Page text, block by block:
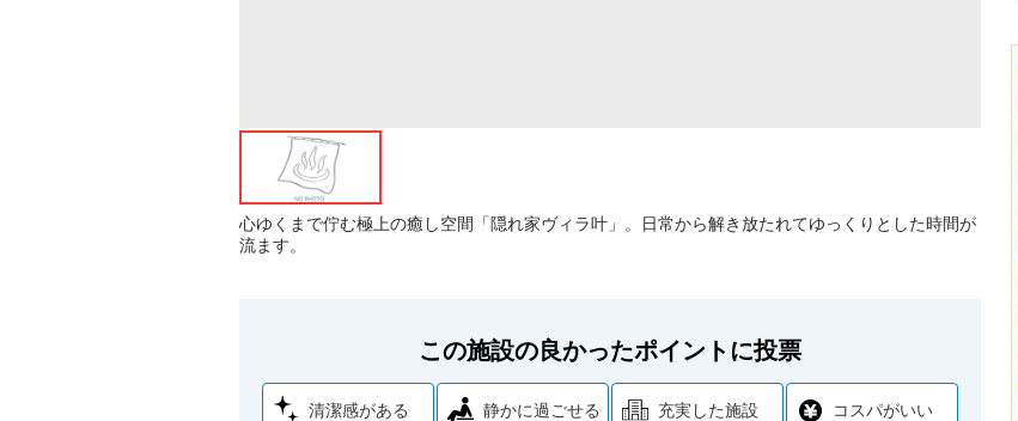
心ゆくまで佇む極上の癒し空間「隠れ家ヴィラ叶」。日常から解き放たれてゆっくりとした時間が
流ます。
この施設の良かったポイントに投票
清潔感がある 静かに過ごせる 充実した施設 コスパがいい